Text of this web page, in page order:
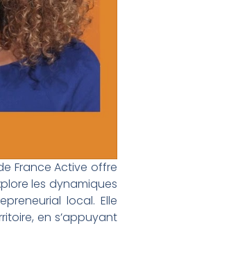
France Active offre
les dynamiques
local. Elle
en s’appuyant